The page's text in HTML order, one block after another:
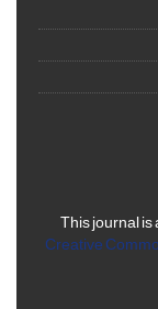
This journal
Creative